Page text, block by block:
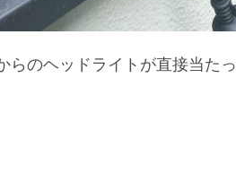
らのヘッドライトが直接当た